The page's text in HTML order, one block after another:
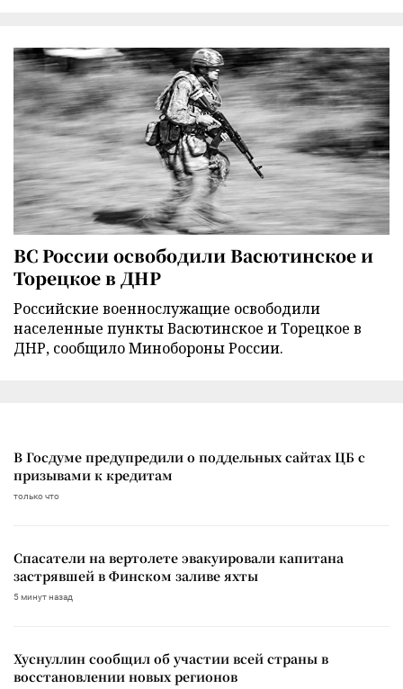
ВС России освободили Васютинское и
Торецкое в ДНР
Российские военнослужащие освободили
населенные пункты Васютинское и Торецкое в
ДНР, сообщило Минобороны России.
В Госдуме предупредили о поддельных сайтах ЦБ с
призывами к кредитам
только что
Спасатели на вертолете эвакуировали капитана
застрявшей в Финском заливе яхты
5 минут назад
Хуснуллин сообщил об участии всей страны в
восстановлении новых регионов